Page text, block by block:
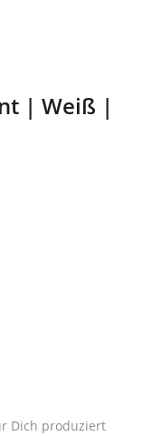
| Weiß |
Dich produziert